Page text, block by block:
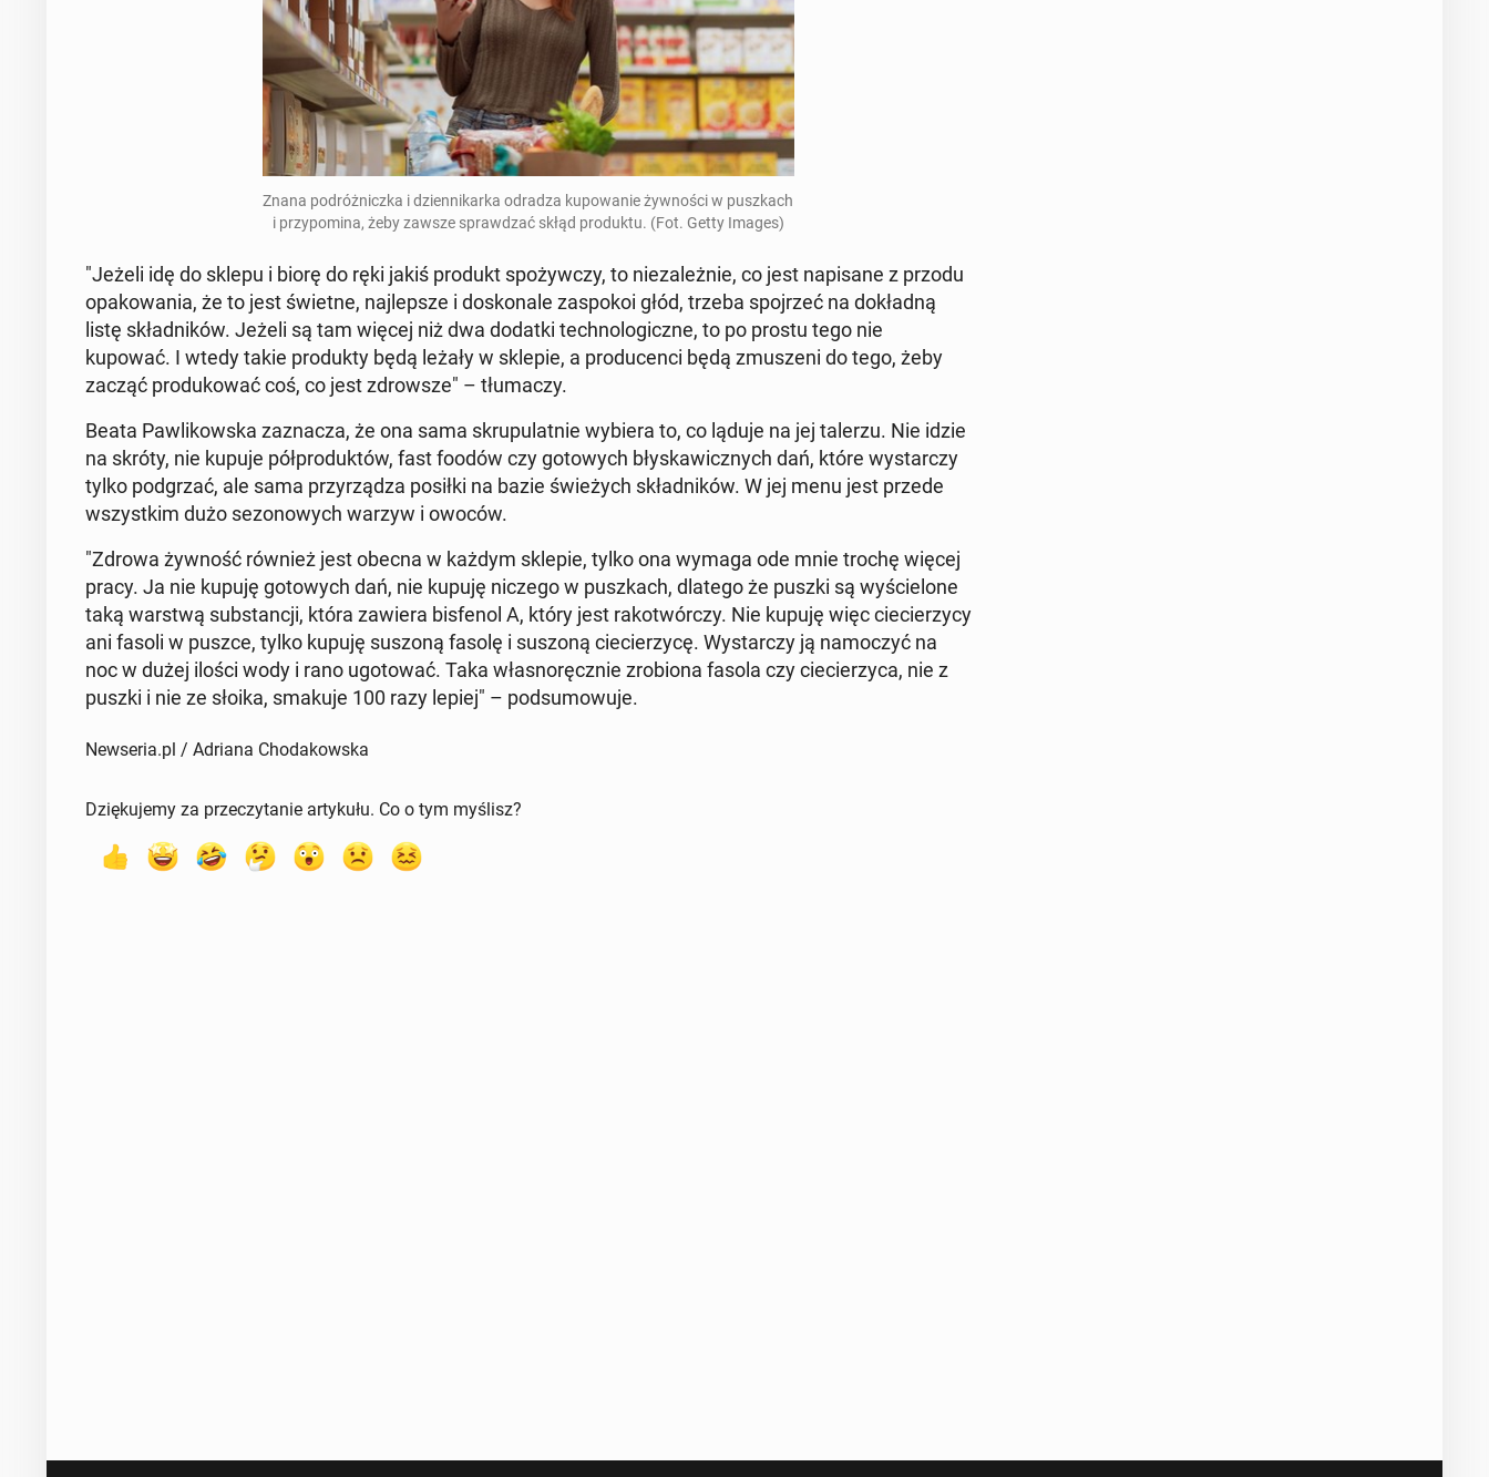
Znana po­dróż­nicz­ka i dzien­ni­kar­ka odradza ku­po­wa­nie żyw­no­ści w pusz­kach
i przy­po­mi­na, żeby zawsze spraw­dzać skłąd pro­duk­tu. (Fot. Getty Images)
"Jeżeli idę do sklepu i biorę do ręki jakiś produkt spo­żyw­czy, to nie­za­leż­nie, co jest na­pi­sa­ne z przodu
opa­ko­wa­nia, że to jest świetne, naj­lep­sze i do­sko­na­le za­spo­koi głód, trzeba spoj­rzeć na do­kład­ną
listę skład­ni­ków. Jeżeli są tam więcej niż dwa dodatki tech­no­lo­gicz­ne, to po prostu tego nie
kupować. I wtedy takie pro­duk­ty będą leżały w sklepie, a pro­du­cen­ci będą zmu­sze­ni do tego, żeby
zacząć pro­du­ko­wać coś, co jest zdrow­sze" – tłu­ma­czy.
Beata Paw­li­kow­ska za­zna­cza, że ona sama skru­pu­lat­nie wybiera to, co ląduje na jej talerzu. Nie idzie
na skróty, nie kupuje pół­pro­duk­tów, fast foodów czy go­to­wych bły­ska­wicz­nych dań, które wy­star­czy
tylko pod­grzać, ale sama przy­rzą­dza posiłki na bazie świe­żych skład­ni­ków. W jej menu jest przede
wszyst­kim dużo se­zo­no­wych warzyw i owoców.
"Zdrowa żywność również jest obecna w każdym sklepie, tylko ona wymaga ode mnie trochę więcej
pracy. Ja nie kupuję go­to­wych dań, nie kupuję niczego w pusz­kach, dlatego że puszki są wy­ście­lo­ne
taką warstwą sub­stan­cji, która zawiera bis­fe­nol A, który jest ra­ko­twór­czy. Nie kupuję więc cie­cie­rzy­cy
ani fasoli w puszce, tylko kupuję suszoną fasolę i suszoną cie­cie­rzy­cę. Wy­star­czy ją na­mo­czyć na
noc w dużej ilości wody i rano ugo­to­wać. Taka wła­sno­ręcz­nie zro­bio­na fasola czy cie­cie­rzy­ca, nie z
puszki i nie ze słoika, smakuje 100 razy lepiej" – pod­su­mo­wu­je.
Newseria.pl / Adriana Chodakowska
Dziękujemy za przeczytanie artykułu. Co o tym myślisz?